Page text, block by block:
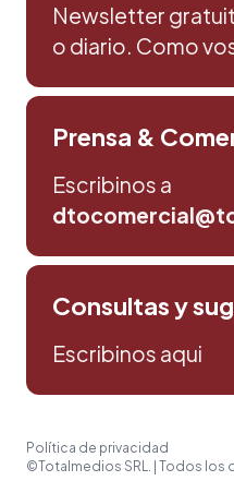
Newsletter
o diario. Como
Prensa &
Escribinos a
Consultas y
Escribinos aqui
Política de privacidad
©Totalmedios SRL. | Todos los